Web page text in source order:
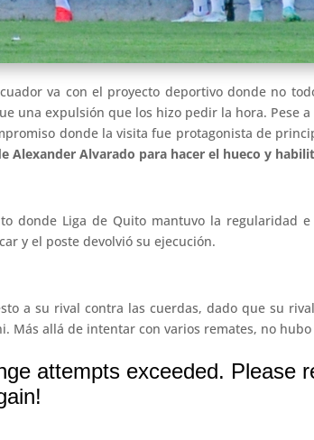
va con el proyecto deportivo donde no
una expulsión que los hizo pedir la hora. Pese
donde la visita fue protagonista de
Alexander Alvarado para hacer el hueco y
donde Liga de Quito mantuvo la regularidad
y el poste devolvió su ejecución.
a su rival contra las cuerdas, dado que su
Más allá de intentar con varios remates, no